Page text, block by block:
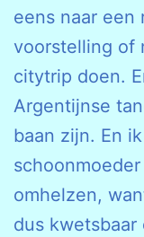
eens naar een
voorstelling of
citytrip doen.
Argentijnse
baan zijn. En
omhelzen,
dus